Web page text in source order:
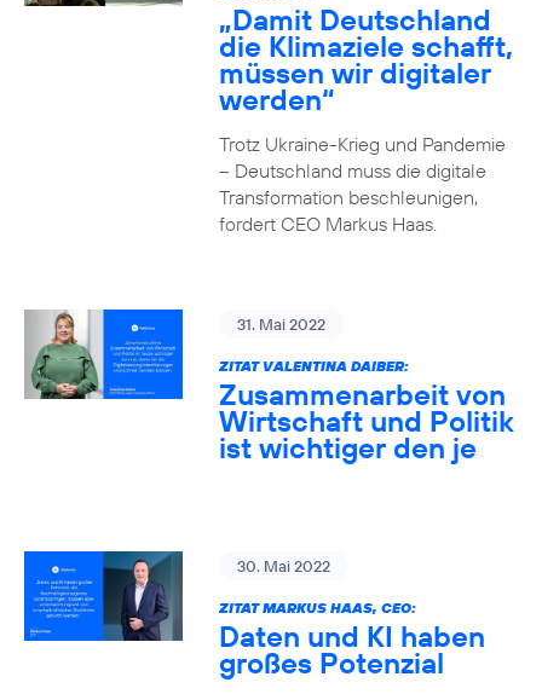
„Damit Deutschland
die Klimaziele schafft,
müssen wir digitaler
werden“
Trotz Ukraine-Krieg und Pandemie
– Deutschland muss die digitale
Transformation beschleunigen,
fordert CEO Markus Haas.
31. Mai 2022
ZITAT VALENTINA DAIBER:
Zusammenarbeit von
Wirtschaft und Politik
ist wichtiger den je
30. Mai 2022
ZITAT MARKUS HAAS, CEO:
Daten und KI haben
großes Potenzial